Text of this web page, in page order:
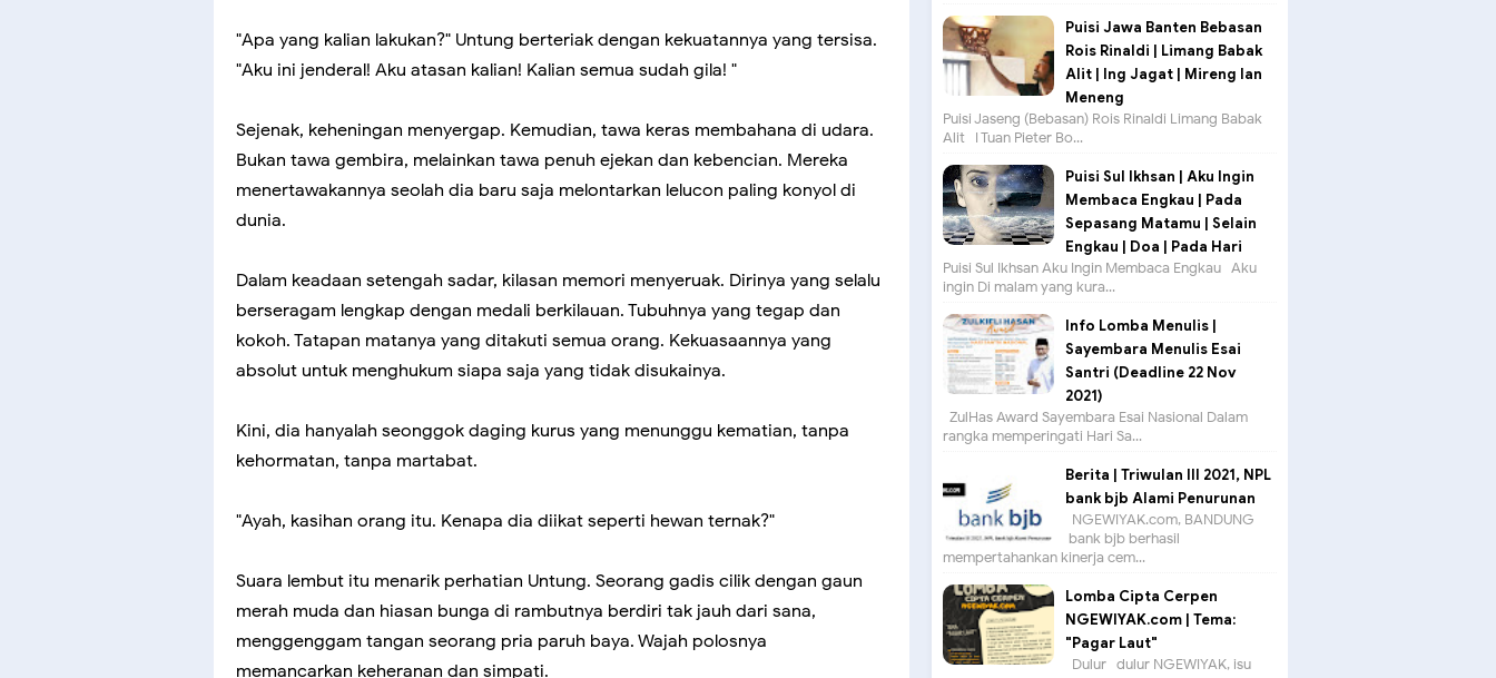
"Apa yang kalian lakukan?" Untung berteriak dengan kekuatannya yang tersisa.
"Aku ini jenderal! Aku atasan kalian! Kalian semua sudah gila! "
Sejenak, keheningan menyergap. Kemudian, tawa keras membahana di udara.
Bukan tawa gembira, melainkan tawa penuh ejekan dan kebencian. Mereka
menertawakannya seolah dia baru saja melontarkan lelucon paling konyol di
dunia.
Dalam keadaan setengah sadar, kilasan memori menyeruak. Dirinya yang selalu
berseragam lengkap dengan medali berkilauan. Tubuhnya yang tegap dan
kokoh. Tatapan matanya yang ditakuti semua orang. Kekuasaannya yang
absolut untuk menghukum siapa saja yang tidak disukainya.
Kini, dia hanyalah seonggok daging kurus yang menunggu kematian, tanpa
kehormatan, tanpa martabat.
"Ayah, kasihan orang itu. Kenapa dia diikat seperti hewan ternak?"
Suara lembut itu menarik perhatian Untung. Seorang gadis cilik dengan gaun
merah muda dan hiasan bunga di rambutnya berdiri tak jauh dari sana,
menggenggam tangan seorang pria paruh baya. Wajah polosnya
memancarkan keheranan dan simpati.
Puisi Jawa Banten Bebasan
Rois Rinaldi | Limang Babak
Alit | Ing Jagat | Mireng lan
Meneng
Puisi Jaseng (Bebasan) Rois Rinaldi Limang Babak
Alit I Tuan Pieter Bo...
Puisi Sul Ikhsan | Aku Ingin
Membaca Engkau | Pada
Sepasang Matamu | Selain
Engkau | Doa | Pada Hari
Puisi Sul Ikhsan Aku Ingin Membaca Engkau Aku
ingin Di malam yang kura...
Info Lomba Menulis |
Sayembara Menulis Esai
Santri (Deadline 22 Nov
2021)
ZulHas Award Sayembara Esai Nasional Dalam
rangka memperingati Hari Sa...
Berita | Triwulan III 2021, NPL
bank bjb Alami Penurunan
NGEWIYAK.com, BANDUNG —
bank bjb berhasil
mempertahankan kinerja cem...
Lomba Cipta Cerpen
NGEWIYAK.com | Tema:
"Pagar Laut"
Dulur- dulur NGEWIYAK, isu